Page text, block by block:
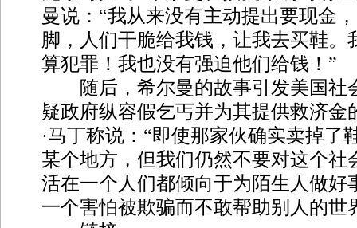
曼说：“我从来没有主动提出要现金
脚，人们干脆给我钱，让我去买鞋。
算犯罪！我也没有强迫他们给钱！”
随后，希尔曼的故事引发美国社
疑政府纵容假乞丐并为其提供救济金
·马丁称说：“即使那家伙确实卖掉了
某个地方，但我们仍然不要对这个社
活在一个人们都倾向于为陌生人做好
一个害怕被欺骗而不敢帮助别人的世